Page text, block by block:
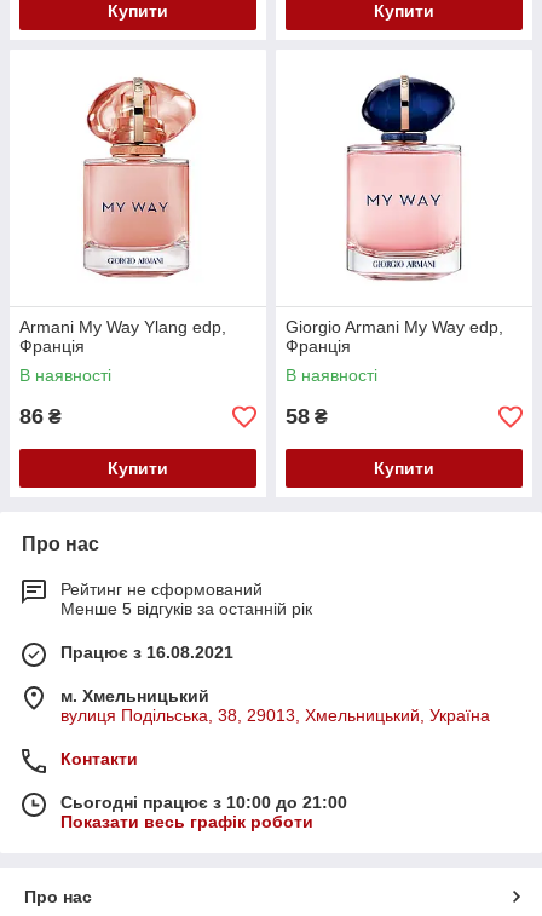
Купити Купити
Armani My Way Ylang edp,
Франція
В наявності
86 ₴
Купити
Giorgio Armani My Way edp,
Франція
В наявності
58 ₴
Купити
Про нас
Рейтинг не сформований
Менше 5 відгуків за останній рік
Працює з 16.08.2021
м. Хмельницький
вулиця Подільська, 38, 29013, Хмельницький, Україна
Контакти
Сьогодні працює з 10:00 до 21:00
Показати весь графік роботи
Про нас